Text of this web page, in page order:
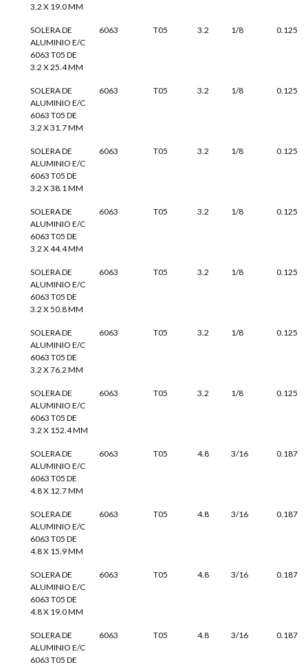
3.2 X 19.0 MM
SOLERA DE
ALUMINIO E/C
6063 T05 DE
3.2 X 25.4 MM
6063 T05 3.2 1/8 0.125
SOLERA DE
ALUMINIO E/C
6063 T05 DE
3.2 X 31.7 MM
6063 T05 3.2 1/8 0.125
SOLERA DE
ALUMINIO E/C
6063 T05 DE
3.2 X 38.1 MM
6063 T05 3.2 1/8 0.125
SOLERA DE
ALUMINIO E/C
6063 T05 DE
3.2 X 44.4 MM
6063 T05 3.2 1/8 0.125
SOLERA DE
ALUMINIO E/C
6063 T05 DE
3.2 X 50.8 MM
6063 T05 3.2 1/8 0.125
SOLERA DE
ALUMINIO E/C
6063 T05 DE
3.2 X 76.2 MM
6063 T05 3.2 1/8 0.125
SOLERA DE
ALUMINIO E/C
6063 T05 DE
3.2 X 152.4 MM
6063 T05 3.2 1/8 0.125
SOLERA DE
ALUMINIO E/C
6063 T05 DE
4.8 X 12.7 MM
6063 T05 4.8 3/16 0.187
SOLERA DE
ALUMINIO E/C
6063 T05 DE
4.8 X 15.9 MM
6063 T05 4.8 3/16 0.187
SOLERA DE
ALUMINIO E/C
6063 T05 DE
4.8 X 19.0 MM
6063 T05 4.8 3/16 0.187
SOLERA DE
ALUMINIO E/C
6063 T05 DE
6063 T05 4.8 3/16 0.187